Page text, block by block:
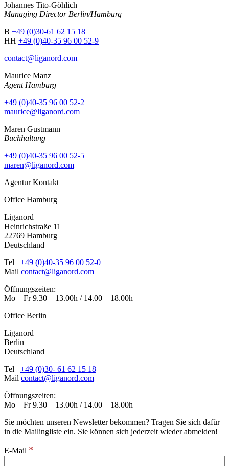
Johannes Tito-Göhlich
Managing Director Berlin/Hamburg
B +49 (0)30-61 62 15 18
HH +49 (0)40-35 96 00 52-9
contact@liganord.com
Maurice Manz
Agent Hamburg
+49 (0)40-35 96 00 52-2
maurice@liganord.com
Maren Gustmann
Buchhaltung
+49 (0)40-35 96 00 52-5
maren@liganord.com
Agentur Kontakt
Office Hamburg
Liganord
Heinrichstraße 11
22769 Hamburg
Deutschland
Tel +49 (0)40-35 96 00 52-0
Mail contact@liganord.com
Öffnungszeiten:
Mo – Fr 9.30 – 13.00h / 14.00 – 18.00h
Office Berlin
Liganord
Berlin
Deutschland
Tel +49 (0)30- 61 62 15 18
Mail contact@liganord.com
Öffnungszeiten:
Mo – Fr 9.30 – 13.00h / 14.00 – 18.00h
Sie möchten unseren Newsletter bekommen? Tragen Sie sich dafür
in die Mailingliste ein. Sie können sich jederzeit wieder abmelden!
E-Mail *